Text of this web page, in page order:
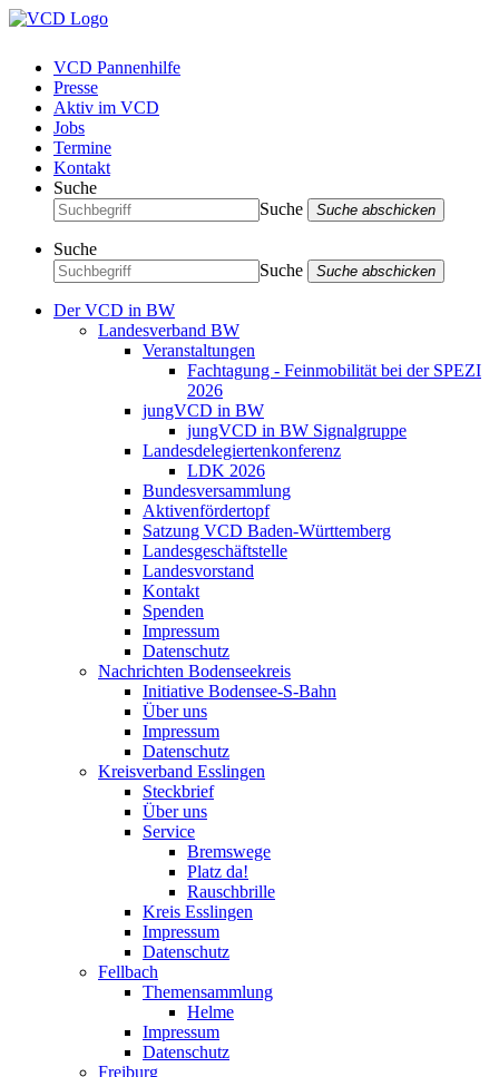
VCD Pannenhilfe
Presse
Aktiv im VCD
Jobs
Termine
Kontakt
Suche
Suche
Suche abschicken
Suche
Suche
Suche abschicken
Der VCD in BW
Landesverband BW
Veranstaltungen
Fachtagung - Feinmobilität bei der SPEZI
2026
jungVCD in BW
jungVCD in BW Signalgruppe
Landesdelegiertenkonferenz
LDK 2026
Bundesversammlung
Aktivenfördertopf
Satzung VCD Baden-Württemberg
Landesgeschäftstelle
Landesvorstand
Kontakt
Spenden
Impressum
Datenschutz
Nachrichten Bodenseekreis
Initiative Bodensee-S-Bahn
Über uns
Impressum
Datenschutz
Kreisverband Esslingen
Steckbrief
Über uns
Service
Bremswege
Platz da!
Rauschbrille
Kreis Esslingen
Impressum
Datenschutz
Fellbach
Themensammlung
Helme
Impressum
Datenschutz
Freiburg